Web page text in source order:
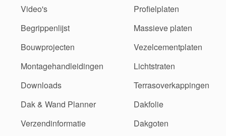
Video's
Begrippenlijst
Bouwprojecten
Montagehandleidingen
Downloads
Dak & Wand Planner
Verzendinformatie
Profielplaten
Massieve platen
Vezelcementplaten
Lichtstraten
Terrasoverkappingen
Dakfolie
Dakgoten